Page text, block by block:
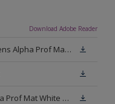
Download Adobe Reader
Technisch Informatieblad Sikkens Alpha Prof Mat(PDF)
Veiligheidsinformatieblad Alpha Prof Mat White W05 (MSDS)